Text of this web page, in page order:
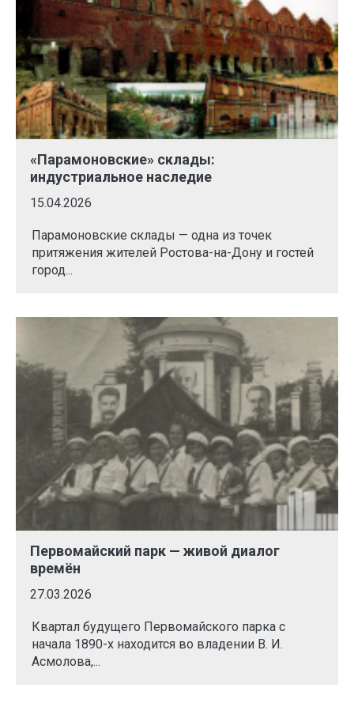
«Парамоновские» склады:
индустриальное наследие
15.04.2026
Парамоновские склады — одна из точек
притяжения жителей Ростова-на-Дону и гостей
город...
Первомайский парк — живой диалог
времён
27.03.2026
Квартал будущего Первомайского парка с
начала 1890-х находится во владении В. И.
Асмолова,...